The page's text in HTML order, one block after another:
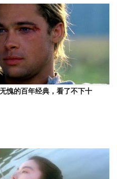
愧的百年经典，看了不下十